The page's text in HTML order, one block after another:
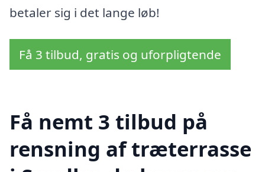
betaler sig i det lange løb!
Få 3 tilbud, gratis og uforpligtende
Få nemt 3 tilbud på
rensning af træterrasse